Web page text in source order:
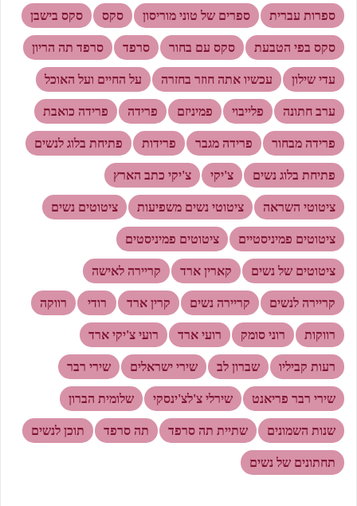
ספרות עברית ספרים של טוני מוריסון סקס סקס בישבן
סקס בפי הטבעת סקס עם בחור סרפד סרפד תה הריון
עדי שילון עכשיו אתה חוזר בחזרה על החיים ועל האוכל
ערב חתונה פלייבוי פמיניזם פרידה פרידה כואבת
פרידה מבחור פרידה מגבר פרידות פתיחת בלוג לנשים
פתיחת בלוג נשים צ'יקי צ'יקי כתב הארץ
ציטוטי השראה ציטוטי נשים משפיעות ציטוטים נשים
ציטוטים פמיניסטיים ציטוטים פמיניסטים
ציטוטים של נשים קארין ארד קריירה לאישה
קריירה לנשים קריירה נשים קרין ארד רודי רווקה
רווקות רוני סומק רועי ארד רועי צ'יקי ארד
רעות קביליו שברון לב שירי ישראלים שירי רבר
שירי רבר פריאנט שירלי צ'לצ'ינסקי שלומית הברון
שנות השמונים שתיית תה סרפד תה סרפד תוכן לנשים
תחתונים של נשים